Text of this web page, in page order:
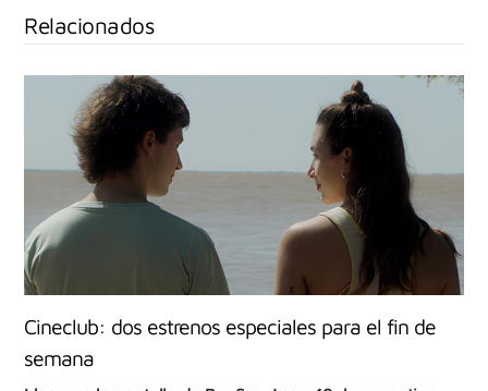
Relacionados
Cineclub: dos estrenos especiales para el fin de
semana